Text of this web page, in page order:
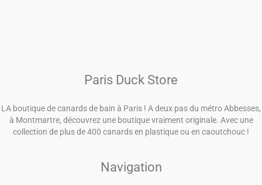
Paris Duck Store
LA boutique de canards de bain à Paris ! A deux pas du métro Abbesses,
à Montmartre, découvrez une boutique vraiment originale. Avec une
collection de plus de 400 canards en plastique ou en caoutchouc !
Navigation